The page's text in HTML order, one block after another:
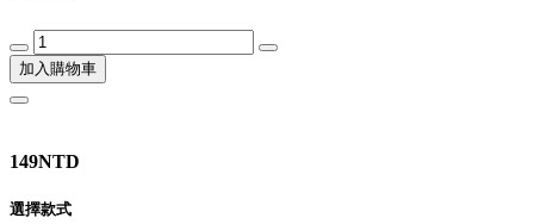
加入購物車
149NTD
選擇款式